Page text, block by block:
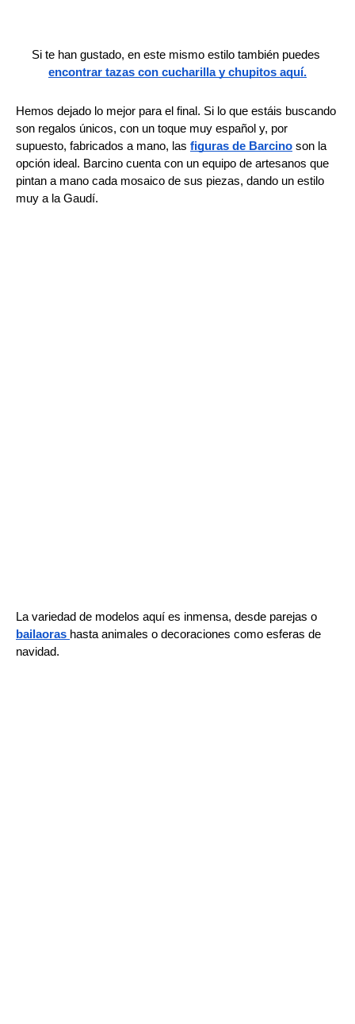
Si te han gustado, en este mismo estilo también puedes
encontrar tazas con cucharilla y chupitos aquí.
Hemos dejado lo mejor para el final. Si lo que estáis buscando
son regalos únicos, con un toque muy español y, por
supuesto, fabricados a mano, las figuras de Barcino son la
opción ideal. Barcino cuenta con un equipo de artesanos que
pintan a mano cada mosaico de sus piezas, dando un estilo
muy a la Gaudí.
bailaoras hasta animales o decoraciones como esferas de
navidad.